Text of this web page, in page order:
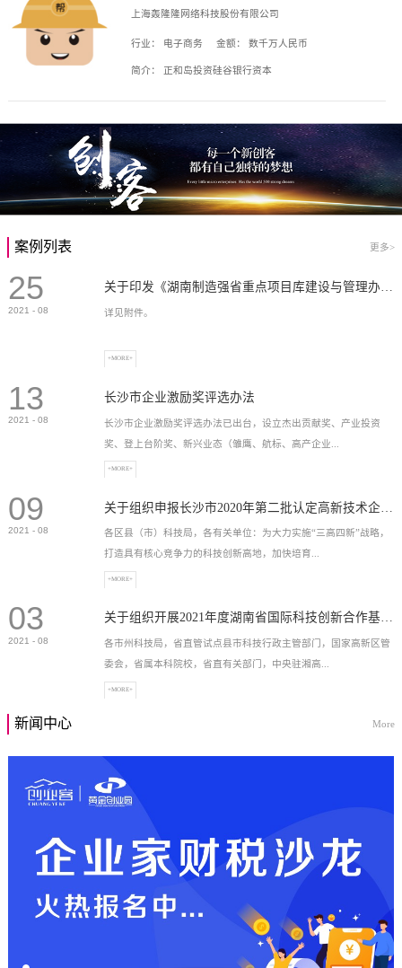
上海轰隆隆网络科技股份有限公司
行业： 电子商务 金额： 数千万人民币
简介： 正和岛投资硅谷银行资本
案例列表 更多>
25
2021 - 08 详见附件。
+MORE+
13
2021 - 08
长沙市企业激励奖评选办法
长沙市企业激励奖评选办法已出台，设立杰出贡献奖、产业投资
奖、登上台阶奖、新兴业态（雏鹰、航标、高产企业...
）奖等，最高奖励2...
+MORE+
09
2021 - 08
各区县（市）科技局，各有关单位：为大力实施“三高四新”战略，
打造具有核心竞争力的科技创新高地，加快培育...
高新技术企业，充分...
+MORE+
03
2021 - 08
关于组织开展2021年度湖南省国际科技创新合作基地申报工作的通知
各市州科技局，省直管试点县市科技行政主管部门，国家高新区管
委会，省属本科院校，省直有关部门，中央驻湘高...
+MORE+
新闻中心 More